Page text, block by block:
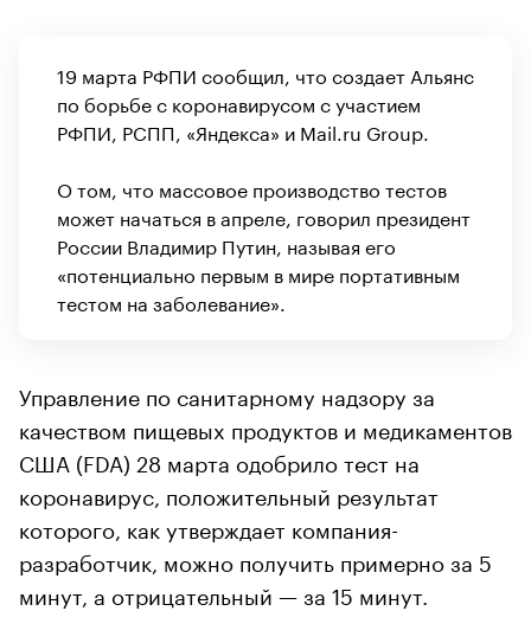
19 марта РФПИ сообщил, что создает Альянс
по борьбе с коронавирусом с участием
РФПИ, РСПП, «Яндекса» и Mail.ru Group.
О том, что массовое производство тестов
может начаться в апреле, говорил президент
России Владимир Путин, называя его
«потенциально первым в мире портативным
тестом на заболевание».
Управление по санитарному надзору за
качеством пищевых продуктов и медикаментов
США (FDA) 28 марта одобрило тест на
коронавирус, положительный результат
которого, как утверждает компания-
разработчик, можно получить примерно за 5
минут, а отрицательный — за 15 минут.